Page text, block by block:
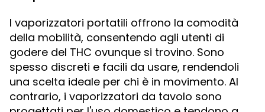
I vaporizzatori portatili offrono la comodità
della mobilità, consentendo agli utenti di
godere del THC ovunque si trovino. Sono
spesso discreti e facili da usare, rendendoli
una scelta ideale per chi è in movimento. Al
contrario, i vaporizzatori da tavolo sono